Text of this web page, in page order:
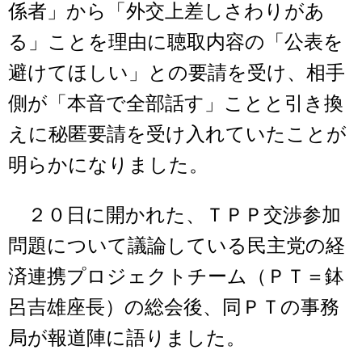
係者」から「外交上差しさわりがあ
る」ことを理由に聴取内容の「公表を
避けてほしい」との要請を受け、相手
側が「本音で全部話す」ことと引き換
えに秘匿要請を受け入れていたことが
明らかになりました。
２０日に開かれた、ＴＰＰ交渉参加
問題について議論している民主党の経
済連携プロジェクトチーム（ＰＴ＝鉢
呂吉雄座長）の総会後、同ＰＴの事務
局が報道陣に語りました。